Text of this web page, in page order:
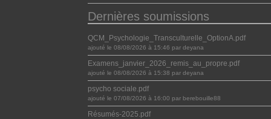
Dernières soumissions
QCM_Psychologie_Transculturelle_OptionA.pdf
ajouté le 08/08/2026 à 15:46 par deyana
Examens_janvier_2026_remis_au_propre.pdf
ajouté le 08/08/2026 à 15:38 par deyana
psycho sociale.pdf
ajouté le 07/08/2026 à 16:00 par berebouille88
Résumés-2025.pdf